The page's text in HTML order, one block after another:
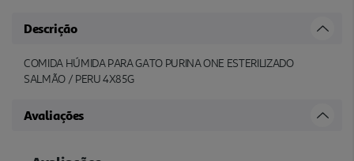
Descrição
COMIDA HÚMIDA PARA GATO PURINA ONE ESTERILIZADO
SALMÃO / PERU 4X85G
Avaliações